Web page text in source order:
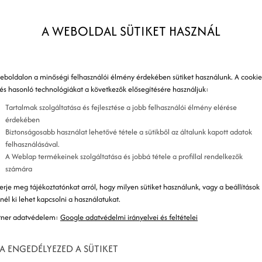
során emailek segítségével népszerűsíted
továbbá meglévő ügyfeleid
legújabb termékeidről,
márkádat és ügyfeleidet érintő hírekről. A
egy pozitív véleményt feliratkozóidban
a te kínálatodból válasszanak maguknak
A WEBOLDAL SÜTIKET HASZNÁL
a minőségi felhasználói élmény érdekében sütiket használunk. A
hasonló technológiákat a következők elősegítésére használjuk:
Tartalmak szolgáltatása és fejlesztése a jobb felhasználói élmény elérése
érdekében
Biztonságosabb használat lehetővé tétele a sütikből az általunk kapott adatok
felhasználásával.
A Weblap termékeinek szolgáltatása és jobbá tétele a profillal rendelkezők
számára
meg tájékoztatónkat arról, hogy milyen sütiket használunk, vagy a beállítások
ki lehet kapcsolni a használatukat.
adatvédelem: Google adatvédelmi irányelvei és feltételei
ENGEDÉLYEZED A SÜTIKET